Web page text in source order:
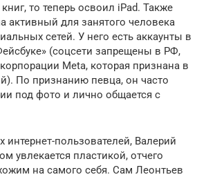
то теперь освоил iPad. Также
активный для занятого человека
сетей. У него есть аккаунты в
(соцсети запрещены в РФ,
Meta, которая признана в
По признанию певца, он часто
под фото и лично общается с
пользователей, Валерий
увлекается пластикой, отчего
на самого себя. Сам Леонтьев